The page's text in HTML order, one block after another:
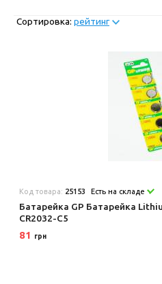
Сортировка: рейтинг
Код товара: 25153 Есть на складе
Батарейка GP Батарейка
CR2032-C5
81 грн